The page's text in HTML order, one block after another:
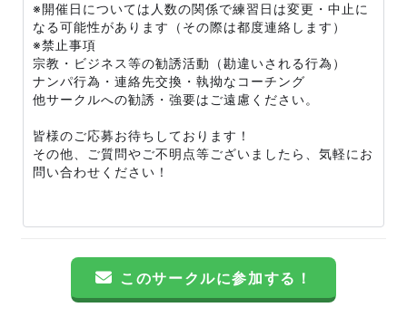
※開催日については人数の関係で練習日は変更・中止に
なる可能性があります（その際は都度連絡します）
※禁止事項
宗教・ビジネス等の勧誘活動（勘違いされる行為）
ナンパ行為・連絡先交換・執拗なコーチング
他サークルへの勧誘・強要はご遠慮ください。
皆様のご応募お待ちしております！
その他、ご質問やご不明点等ございましたら、気軽にお
問い合わせください！
このサークルに参加する！